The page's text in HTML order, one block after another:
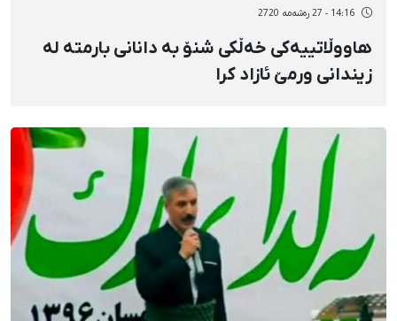
14:16 - 27 رەشەمه 2720
هاووڵاتییەکی خەڵکی شنۆ بە دانانی بارمتە لە
زیندانی ورمێ ئازاد کرا